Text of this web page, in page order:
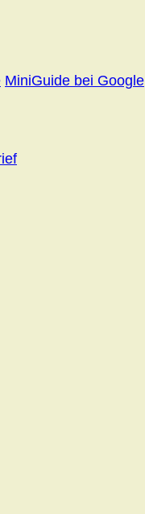
MiniGuide bei Google